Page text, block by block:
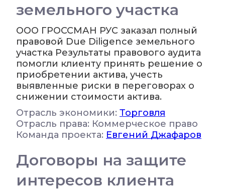
земельного участка
ООО ГРОССМАН РУС заказал полный
правовой Due Diligence земельного
участка Результаты правового аудита
помогли клиенту принять решение о
приобретении актива, учесть
выявленные риски в переговорах о
снижении стоимости актива.
Отрасль экономики: Торговля
Отрасль права: Коммерческое право
Команда проекта: Евгений Джафаров
Договоры на защите
интересов клиента